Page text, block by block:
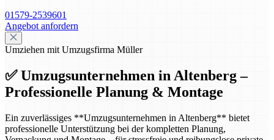
01579-2539601
Angebot anfordern
Umziehen mit Umzugsfirma Müller
✅ Umzugsunternehmen in Altenberg –
Professionelle Planung & Montage
Ein zuverlässiges **Umzugsunternehmen in Altenberg** bietet
professionelle Unterstützung bei der kompletten Planung,